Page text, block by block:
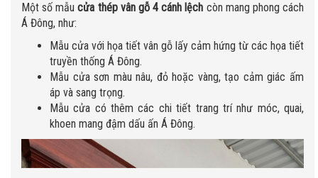
Một số mẫucửa thép vân gỗ 4 cánh lệch còn mang phong cách
Á Đông, như:
Mẫu cửa với họa tiết vân gỗ lấy cảm hứng từ các họa tiết
truyền thống Á Đông.
Mẫu cửa sơn màu nâu, đỏ hoặc vàng, tạo cảm giác ấm
áp và sang trọng.
Mẫu cửa có thêm các chi tiết trang trí như móc, quai,
khoen mang đậm dấu ấn Á Đông.